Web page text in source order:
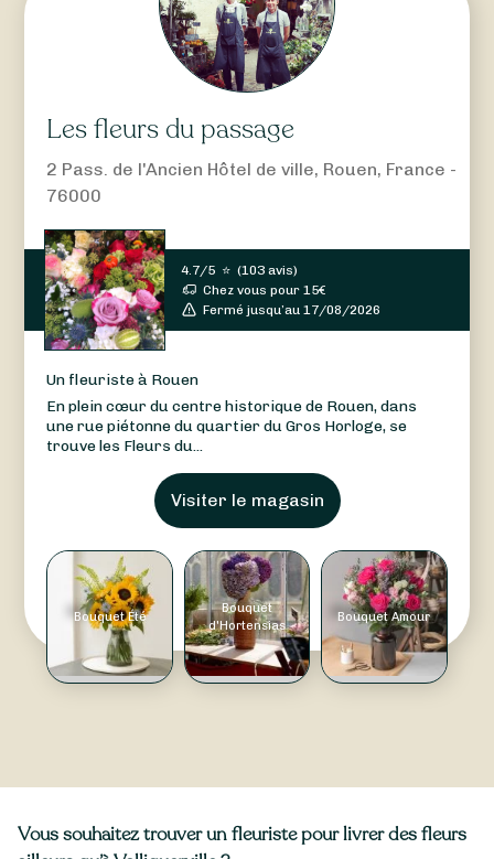
Les fleurs du passage
2 Pass. de l'Ancien Hôtel de ville, Rouen, France -
76000
4.7/5 ⭐ (103 avis)
Chez vous pour15€
Fermé jusqu’au 17/08/2026
Un fleuriste à Rouen
En plein cœur du centre historique de Rouen, dans
une rue piétonne du quartier du Gros Horloge, se
trouve les Fleurs du...
Visiter le magasin
Bouquet Été
Bouquet
d'Hortensias
Bouquet Amour
Vous souhaitez trouver un fleuriste pour livrer des fleurs